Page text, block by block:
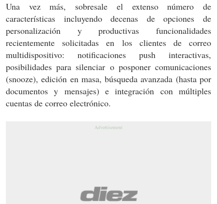
Una vez más, sobresale el extenso número de
características incluyendo decenas de opciones de
personalización y productivas funcionalidades
recientemente solicitadas en los clientes de correo
multidispositivo: notificaciones push interactivas,
posibilidades para silenciar o posponer comunicaciones
(snooze), edición en masa, búsqueda avanzada (hasta por
documentos y mensajes) e integración con múltiples
cuentas de correo electrónico.